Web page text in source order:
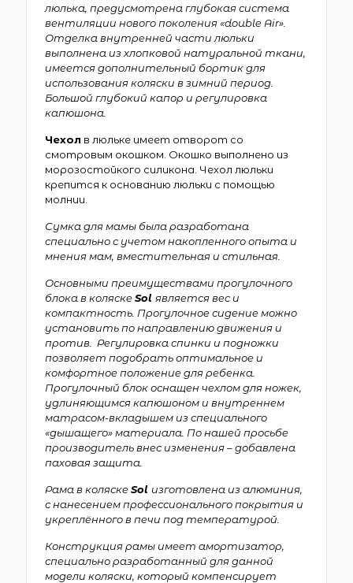
люлька, предусмотрена глубокая система
вентиляции нового поколения «double Air».
Отделка внутренней части люльки
выполнена из хлопковой натуральной ткани,
имеется дополнительный бортик для
использования коляски в зимний период.
Большой глубокий капор и регулировка
капюшона.
Чехол в люльке имеет отворот со
смотровым окошком. Окошко выполнено из
морозостойкого силикона. Чехол люльки
крепится к основанию люльки с помощью
молнии.
Сумка для мамы была разработана
специально с учетом накопленного опыта и
мнения мам, вместительная и стильная.
Основными преимуществами прогулочного
блока в коляскеSol является вес и
компактность. Прогулочное сидение можно
установить по направлению движения и
против. Регулировка спинки и подножки
позволяет подобрать оптимальное и
комфортное положение для ребенка.
Прогулочный блок оснащен чехлом для ножек,
удлиняющимся капюшоном и внутреннем
матрасом-вкладышем из специального
«дышащего» материала. По нашей просьбе
производитель внес изменения – добавлена
паховая защита.
Рама в коляскеSol изготовлена из алюминия,
с нанесением профессионального покрытия и
укреплённого в печи под температурой.
Конструкция рамы имеет амортизатор,
специально разработанный для данной
модели коляски, который компенсирует